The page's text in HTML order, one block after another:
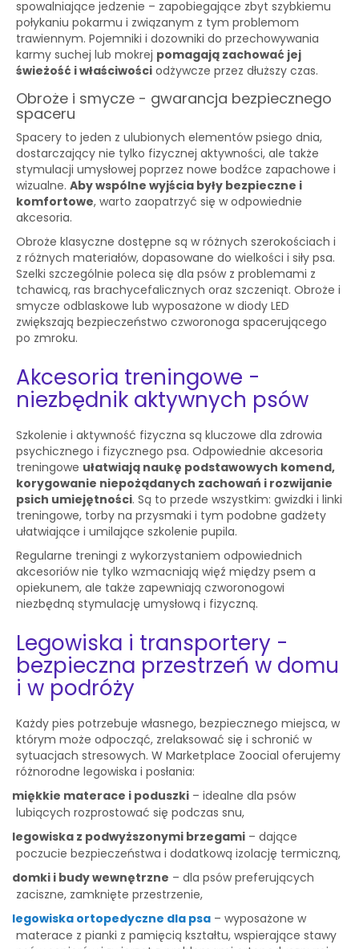
spowalniające jedzenie – zapobiegające zbyt szybkiemu
połykaniu pokarmu i związanym z tym problemom
trawiennym. Pojemniki i dozowniki do przechowywania
karmy suchej lub mokrej pomagają zachować jej
świeżość i właściwości odżywcze przez dłuższy czas.
Obroże i smycze - gwarancja bezpiecznego
spaceru
Spacery to jeden z ulubionych elementów psiego dnia,
dostarczający nie tylko fizycznej aktywności, ale także
stymulacji umysłowej poprzez nowe bodźce zapachowe i
wizualne. Aby wspólne wyjścia były bezpieczne i
komfortowe, warto zaopatrzyć się w odpowiednie
akcesoria.
Obroże klasyczne dostępne są w różnych szerokościach i
z różnych materiałów, dopasowane do wielkości i siły psa.
Szelki szczególnie poleca się dla psów z problemami z
tchawicą, ras brachycefalicznych oraz szczeniąt. Obroże i
smycze odblaskowe lub wyposażone w diody LED
zwiększają bezpieczeństwo czworonoga spacerującego
po zmroku.
Akcesoria treningowe -
niezbędnik aktywnych psów
Szkolenie i aktywność fizyczna są kluczowe dla zdrowia
psychicznego i fizycznego psa. Odpowiednie akcesoria
treningowe ułatwiają naukę podstawowych komend,
korygowanie niepożądanych zachowań i rozwijanie
psich umiejętności. Są to przede wszystkim: gwizdki i linki
treningowe, torby na przysmaki i tym podobne gadżety
ułatwiające i umilające szkolenie pupila.
Regularne treningi z wykorzystaniem odpowiednich
akcesoriów nie tylko wzmacniają więź między psem a
opiekunem, ale także zapewniają czworonogowi
niezbędną stymulację umysłową i fizyczną.
Legowiska i transportery -
bezpieczna przestrzeń w domu
i w podróży
Każdy pies potrzebuje własnego, bezpiecznego miejsca, w
którym może odpocząć, zrelaksować się i schronić w
sytuacjach stresowych. W Marketplace Zoocial oferujemy
różnorodne legowiska i posłania:
miękkie materace i poduszki – idealne dla psów
lubiących rozprostować się podczas snu,
legowiska z podwyższonymi brzegami – dające
poczucie bezpieczeństwa i dodatkową izolację termiczną,
domki i budy wewnętrzne – dla psów preferujących
zaciszne, zamknięte przestrzenie,
legowiska ortopedyczne dla psa – wyposażone w
materace z pianki z pamięcią kształtu, wspierające stawy